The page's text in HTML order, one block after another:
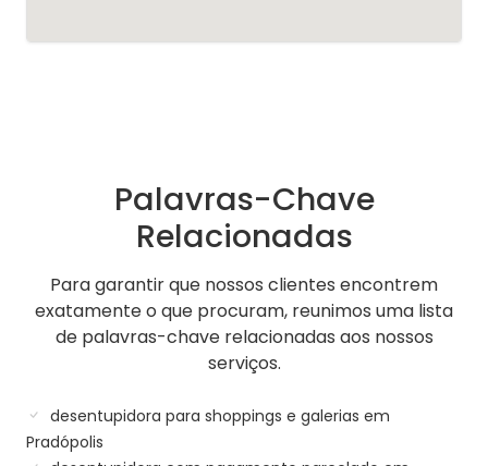
Palavras-Chave
Relacionadas
Para garantir que nossos clientes encontrem
exatamente o que procuram, reunimos uma lista
de palavras-chave relacionadas aos nossos
serviços.
desentupidora para shoppings e galerias em
Pradópolis